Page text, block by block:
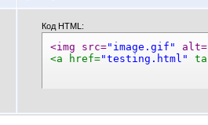
Код HTML:
<img src="image.gif" alt=
<a href="testing.html"